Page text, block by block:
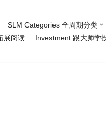
SLM Categories 全周期分类
展阅读
Investment 跟大师学